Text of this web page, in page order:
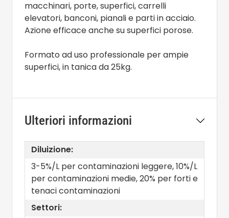
macchinari, porte, superfici, carrelli
elevatori, banconi, pianali e parti in acciaio.
Azione efficace anche su superfici porose.
Formato ad uso professionale per ampie
superfici, in tanica da 25kg.
Ulteriori informazioni
Diluizione:
3-5%/L per contaminazioni leggere, 10%/L
per contaminazioni medie, 20% per forti e
tenaci contaminazioni
Settori: